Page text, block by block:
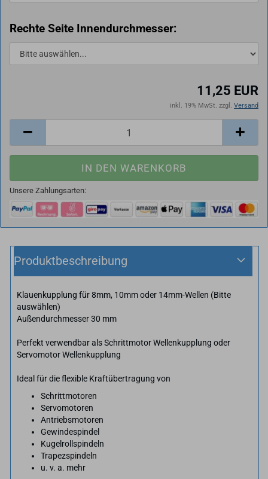
Rechte Seite Innendurchmesser:
11,25 EUR
inkl. 19% MwSt. zzgl. Versand
Unsere Zahlungsarten:
Produktbeschreibung
Klauenkupplung für 8mm, 10mm oder 14mm-Wellen (Bitte
auswählen)
Außendurchmesser 30 mm
Perfekt verwendbar als Schrittmotor Wellenkupplung oder
Servomotor Wellenkupplung
Ideal für die flexible Kraftübertragung von
Schrittmotoren
Servomotoren
Antriebsmotoren
Gewindespindel
Kugelrollspindeln
Trapezspindeln
u. v. a. mehr